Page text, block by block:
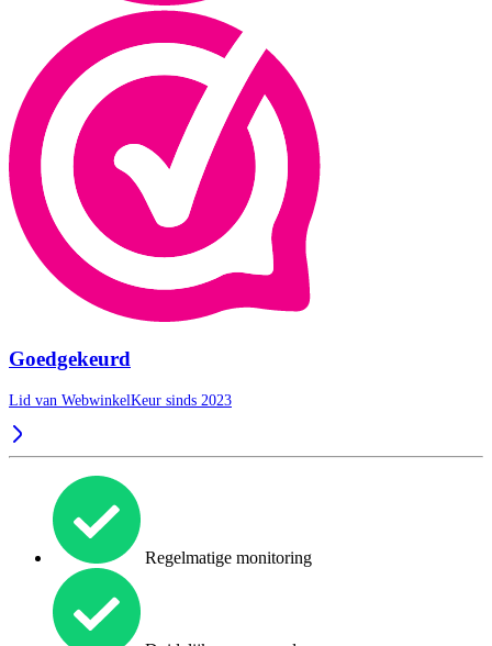
Goedgekeurd
Lid van WebwinkelKeur sinds 2023
Regelmatige monitoring